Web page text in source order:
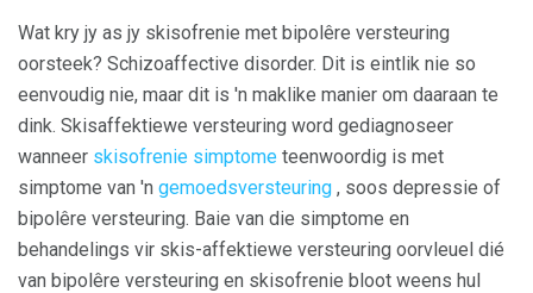
Wat kry jy as jy skisofrenie met bipolêre versteuring
oorsteek? Schizoaffective disorder. Dit is eintlik nie so
eenvoudig nie, maar dit is 'n maklike manier om daaraan te
dink. Skisaffektiewe versteuring word gediagnoseer
wanneer skisofrenie simptome teenwoordig is met
simptome van 'n gemoedsversteuring , soos depressie of
bipolêre versteuring. Baie van die simptome en
behandelings vir skis-affektiewe versteuring oorvleuel dié
van bipolêre versteuring en skisofrenie bloot weens hul